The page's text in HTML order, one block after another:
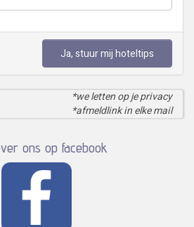
Ja, stuur mij hoteltips
*we letten op je privacy
*afmeldlink in elke mail
ons op facebook